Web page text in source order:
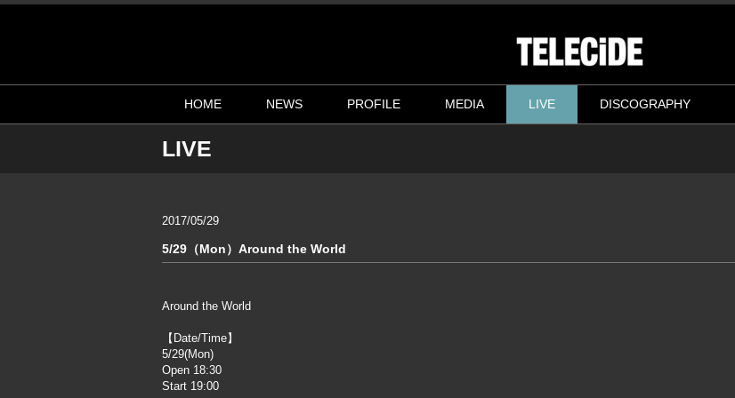
HOME NEWS PROFILE MEDIA LIVE DISCOGRAPHY
LIVE
2017/05/29
5/29（Mon）Around the World
Around the World
【Date/Time】
5/29(Mon)
Open 18:30
Start 19:00